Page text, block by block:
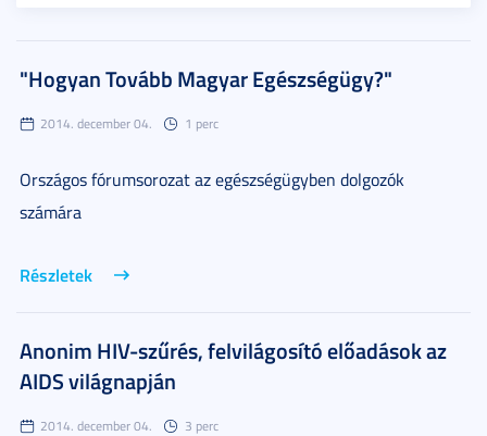
"Hogyan Tovább Magyar Egészségügy?"
2014. december 04. 1 perc
Országos fórumsorozat az egészségügyben dolgozók
számára
Részletek
Anonim HIV-szűrés, felvilágosító előadások az
AIDS világnapján
2014. december 04. 3 perc